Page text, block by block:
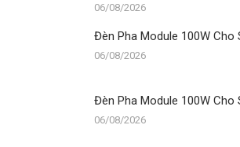
06/08/2026
Đèn Pha Module 100W Cho
06/08/2026
Đèn Pha Module 100W Cho
06/08/2026